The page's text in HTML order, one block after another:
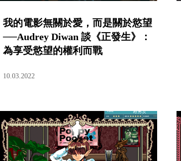
我的電影無關於愛，而是關於慾望
──Audrey Diwan 談《正發生》：
為享受慾望的權利而戰
10.03.2022